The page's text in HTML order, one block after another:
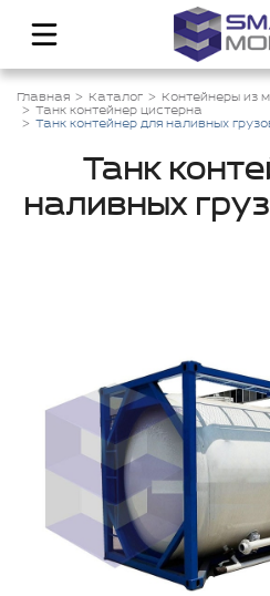
Главная Каталог
Контейнеры из
Танк контейнер цистерна
Танк контейнер для наливных
Танк
наливных